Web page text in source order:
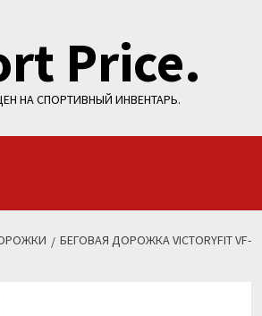
Price.
НА СПОРТИВНЫЙ ИНВЕНТАРЬ.
БЕГОВАЯ ДОРОЖКА VICTORYFIT VF-